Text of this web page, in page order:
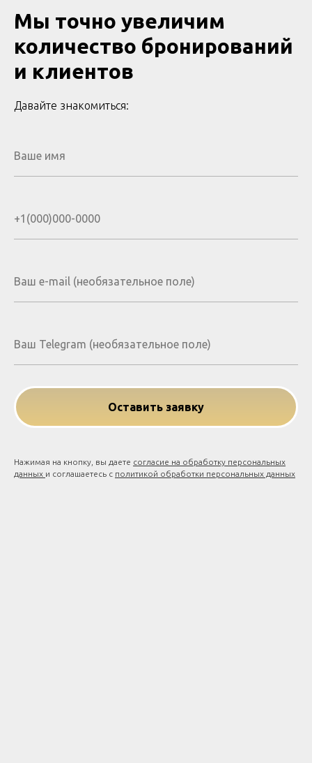
Мы точно увеличим
количество бронирований
и клиентов
Давайте знакомиться:
Оставить заявку
Нажимая на кнопку, вы даете согласие на обработку персональных
данных и соглашаетесь c политикой обработки персональных данных